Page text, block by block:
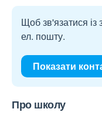
Щоб зв'язатися із
ел. пошту.
Показати
Про школу